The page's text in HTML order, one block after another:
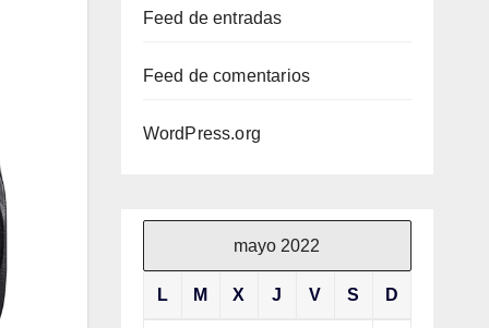
Feed de entradas
Feed de comentarios
WordPress.org
mayo 2022
L M X J V S D